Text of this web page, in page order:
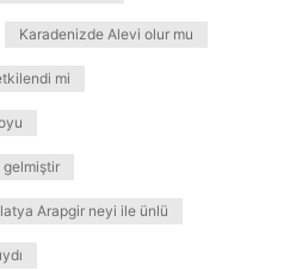
Karadenizde Alevi olur mu
mi
gelmiştir
Arapgir neyi ile ünlü